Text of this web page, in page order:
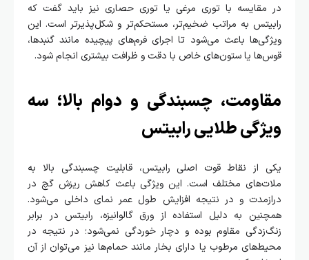
در مقایسه با توری مرغی یا توری حصاری نیز باید گفت که
رابیتس به مراتب ضخیم‌تر، مستحکم‌تر و شکل‌پذیرتر است. این
ویژگی‌ها باعث می‌شود تا اجرای فرم‌های پیچیده مانند گنبدها،
قوس‌ها یا ستون‌های خاص با دقت و ظرافت بیشتری انجام شود.
مقاومت، چسبندگی و دوام بالا؛ سه
ویژگی طلایی رابیتس
یکی از نقاط قوت اصلی رابیتس، قابلیت چسبندگی بالا به
ملات‌های مختلف است. این ویژگی باعث کاهش ریزش گچ در
درازمدت و در نتیجه افزایش طول عمر نمای داخلی می‌شود.
همچنین به دلیل استفاده از ورق گالوانیزه، رابیتس در برابر
زنگ‌زدگی مقاوم بوده و دچار خوردگی نمی‌شود؛ در نتیجه در
محیط‌های مرطوب یا دارای بخار مانند حمام‌ها نیز می‌توان از آن